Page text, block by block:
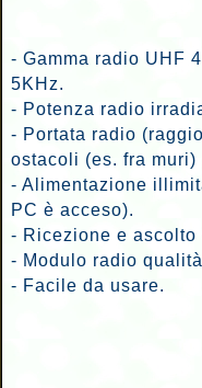
- Gamma radio UHF
5KHz.
- Potenza radio
- Portata radio
ostacoli (es. fra
- Alimentazione
PC è acceso).
- Ricezione e ascolto
- Modulo radio
- Facile da usare.